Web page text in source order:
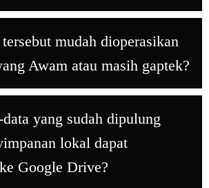
mudah dioperasikan
Awam atau masih gaptek?
yang sudah dipulung
lokal dapat
Google Drive?